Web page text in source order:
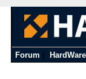
Forum